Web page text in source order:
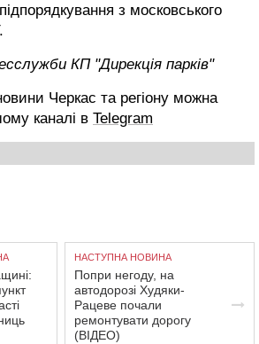
з московського
КП "Дирекція парків"
Черкас та регіону можна
каналі в Telegram
НАСТУПНА НОВИНА
Попри негоду, на
автодорозі Худяки-
Рацеве почали
ремонтувати дорогу
(ВІДЕО)